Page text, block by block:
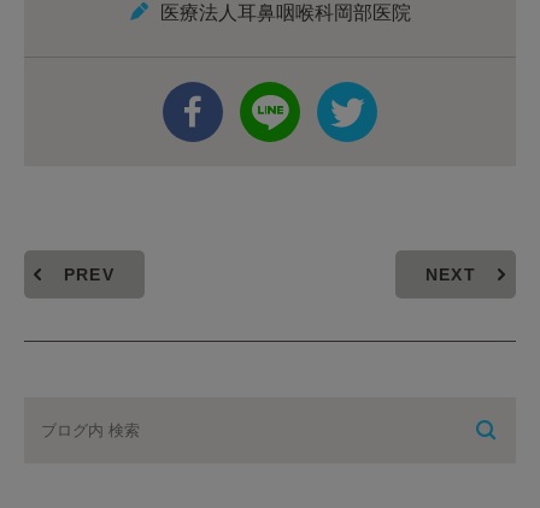
医療法人耳鼻咽喉科岡部医院
PREV NEXT